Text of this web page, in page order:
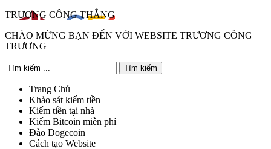
TRƯƠNG CÔNG THẮNG
CHÀO MỪNG BẠN ĐẾN VỚI WEBSITE TRƯƠNG CÔNG
TRƯƠNG
Trang Chủ
Khảo sát kiếm tiền
Kiếm tiền tại nhà
Kiếm Bitcoin miễn phí
Đào Dogecoin
Cách tạo Website